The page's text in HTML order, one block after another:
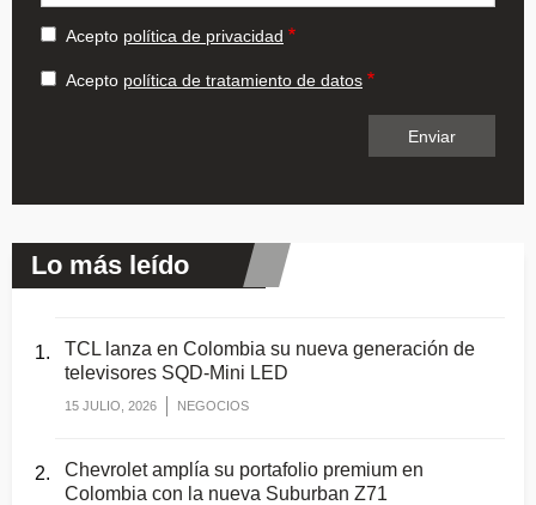
Acepto política de privacidad
Acepto política de tratamiento de datos
Lo más leído
TCL lanza en Colombia su nueva generación de
televisores SQD-Mini LED
15 JULIO, 2026 NEGOCIOS
Chevrolet amplía su portafolio premium en
Colombia con la nueva Suburban Z71